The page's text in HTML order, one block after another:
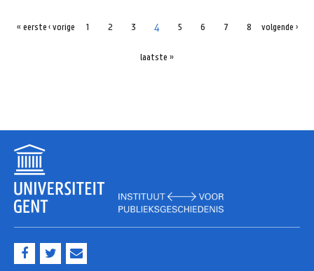
« eerste ‹ vorige 1 2 3 4 5 6 7 8 volgende ›
laatste »